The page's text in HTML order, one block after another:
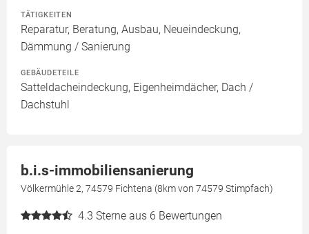
TÄTIGKEITEN
Reparatur, Beratung, Ausbau, Neueindeckung,
Dämmung / Sanierung
GEBÄUDETEILE
Satteldacheindeckung, Eigenheimdächer, Dach /
Dachstuhl
b.i.s-immobiliensanierung
Völkermühle 2, 74579 Fichtena (8km von 74579 Stimpfach)
4.3 Sterne aus 6 Bewertungen